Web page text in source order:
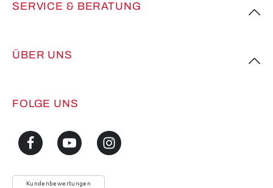
SERVICE & BERATUNG
ÜBER UNS
FOLGE UNS
Kundenbewertungen